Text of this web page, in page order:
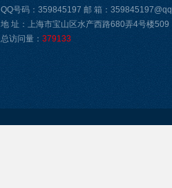
QQ号码：359845197 邮 箱：
地 址：上海市宝山区水产西路680弄4号楼509
总访问量： 379133